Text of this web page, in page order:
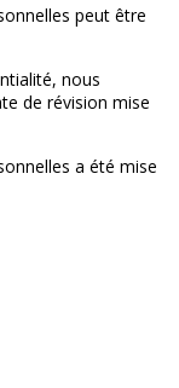
peut être
nous
de révision mise
a été mise